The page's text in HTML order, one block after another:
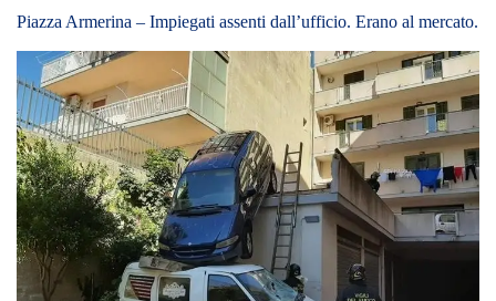
Piazza Armerina – Impiegati assenti dall’ufficio. Erano al mercato.